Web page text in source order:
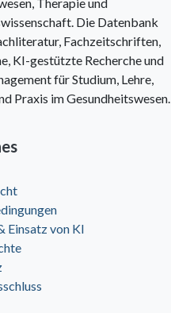
Die Datenbank
Fachzeitschriften,
KI-gestützte Recherche und
für Studium, Lehre,
Praxis im Gesundheitswesen.
Einsatz von KI